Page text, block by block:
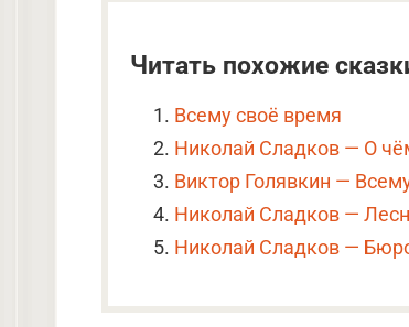
Читать похожие
Всему своё время
Николай Сладков — О
Виктор Голявкин —
Николай Сладков —
Николай Сладков —